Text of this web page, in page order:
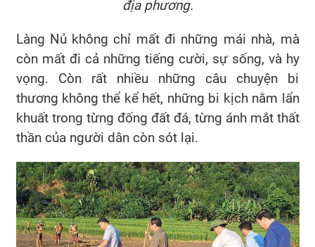
địa phương.
Làng Nủ không chỉ mất đi những mái nhà, mà
còn mất đi cả những tiếng cười, sự sống, và hy
vọng. Còn rất nhiều những câu chuyện bi
thương không thể kể hết, những bi kịch nằm lẩn
khuất trong từng đống đất đá, từng ánh mắt thất
thần của người dân còn sót lại.